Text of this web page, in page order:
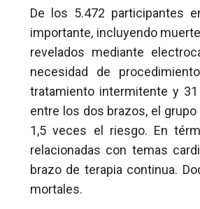
De los 5.472 participantes
importante, incluyendo
revelados mediante
necesidad de
tratamiento intermitente y
entre los dos brazos, el
1,5 veces el riesgo. En
relacionadas con temas
brazo de terapia continua.
mortales.